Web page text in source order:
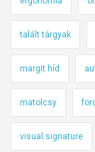
talált tárgyak
margit híd
matolcsy
visual signature